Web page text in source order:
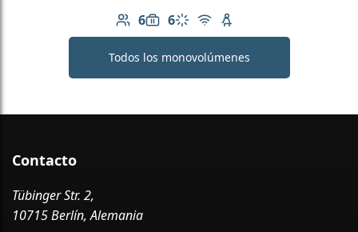
6
Número de pasajeros: 6
6
Capacidad de equipaje: 6
Aire acondicionado
Wi-Fi gratuito
Asiento infantil
Todos los monovolúmenes
Contacto
Tübinger Str. 2,
10715 Berlín, Alemania